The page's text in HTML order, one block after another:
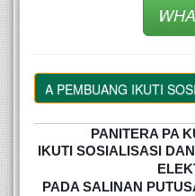
PEMBUANG IKUTI
PANITERA PA
IKUTI SOSIALISASI
PADA SALINAN